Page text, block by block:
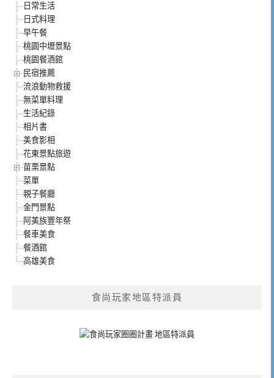
日常生活
日式料理
早午餐
桃園中壢景點
桃園餐酒館
民宿推薦
流浪動物救援
無菜單料理
生活紀錄
相片書
美食影相
花東景點旅遊
苗栗景點
菜單
親子餐廳
金門景點
阿美族豐年祭
餐車美食
餐酒館
高雄美食
食尚玩家地區特派員